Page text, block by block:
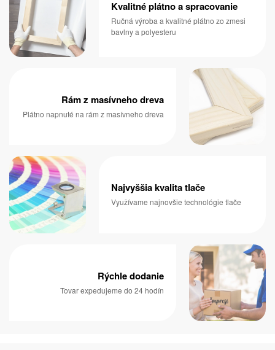
Kvalitné plátno a spracovanie
Ručná výroba a kvalitné plátno zo zmesi
bavlny a polyesteru
Rám z masívneho dreva
Plátno napnuté na rám z masívneho dreva
Najvyššia kvalita tlače
Využívame najnovšie technológie tlače
Rýchle dodanie
Tovar expedujeme do 24 hodín